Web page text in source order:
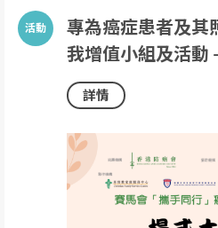
專為癌症患者及其
我增值小組及活動
詳情